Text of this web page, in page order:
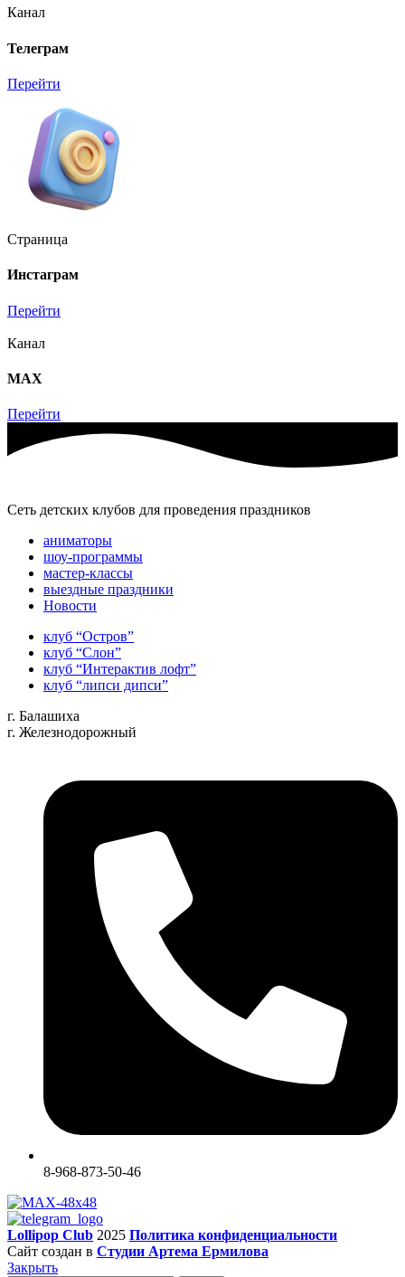
Канал
Телеграм
Перейти
Страница
Инстаграм
Перейти
Канал
MAX
Перейти
Сеть детских клубов для проведения праздников
аниматоры
шоу-программы
мастер-классы
выездные праздники
Новости
клуб “Остров”
клуб “Слон”
клуб “Интерактив лофт”
клуб “липси дипси”
г. Балашиха
г. Железнодорожный
8-968-873-50-46
Lollipop Club 2025 Политика конфиденциальности
Сайт создан в Студии Артема Ермилова
Закрыть